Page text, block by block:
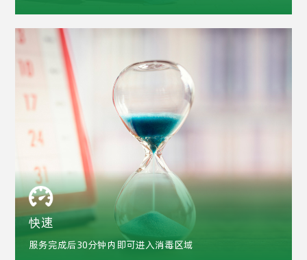
快速
服务完成后30分钟内即可进入消毒区域